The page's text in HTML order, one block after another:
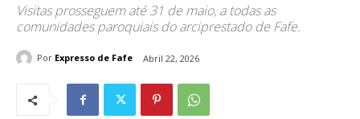
Visitas prosseguem até 31 de maio, a todas as
comunidades paroquiais do arciprestado de Fafe.
Por Expresso de Fafe Abril 22, 2026